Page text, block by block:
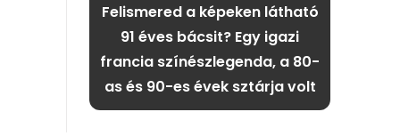
Felismered a képeken látható
91 éves bácsit? Egy igazi
francia színészlegenda, a 80-
as és 90-es évek sztárja volt